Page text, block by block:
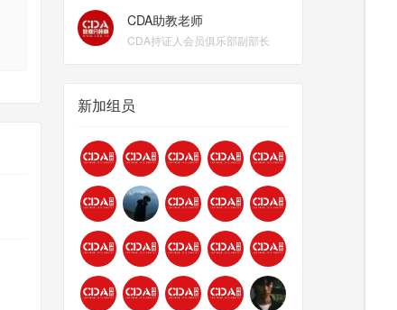
CDA助教老师
CDA持证人会员俱乐部副部长
新加组员